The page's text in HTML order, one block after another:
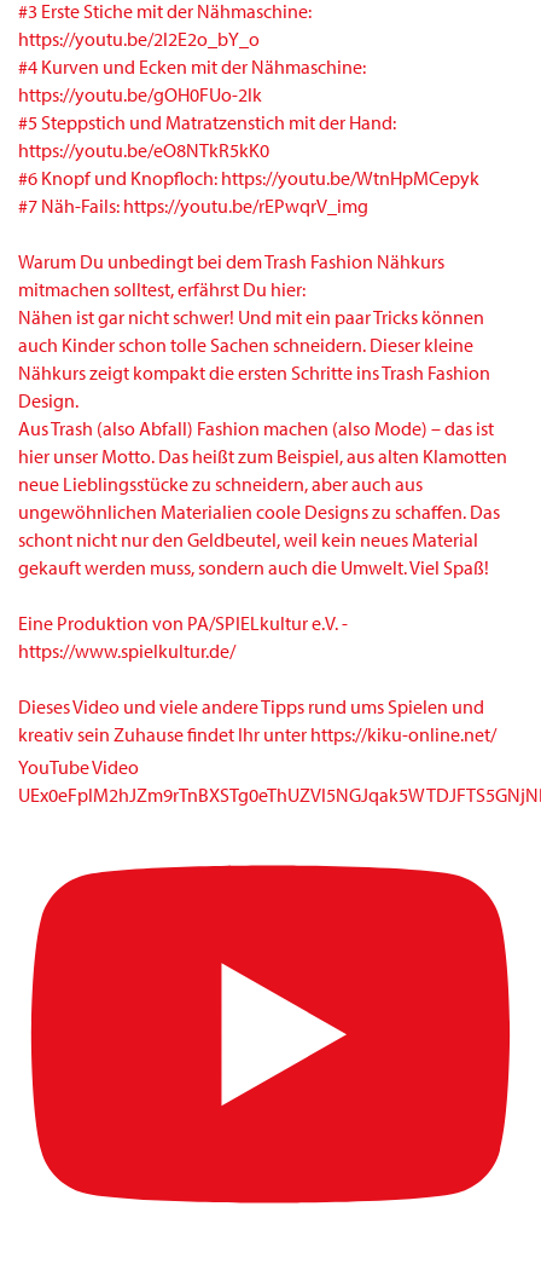
#3 Erste Stiche mit der Nähmaschine:
https://youtu.be/2l2E2o_bY_o
#4 Kurven und Ecken mit der Nähmaschine:
https://youtu.be/gOH0FUo-2lk
#5 Steppstich und Matratzenstich mit der Hand:
https://youtu.be/eO8NTkR5kK0
#6 Knopf und Knopfloch: https://youtu.be/WtnHpMCepyk
#7 Näh-Fails: https://youtu.be/rEPwqrV_img
Warum Du unbedingt bei dem Trash Fashion Nähkurs
mitmachen solltest, erfährst Du hier:
Nähen ist gar nicht schwer! Und mit ein paar Tricks können
auch Kinder schon tolle Sachen schneidern. Dieser kleine
Nähkurs zeigt kompakt die ersten Schritte ins Trash Fashion
Design.
Aus Trash (also Abfall) Fashion machen (also Mode) – das ist
hier unser Motto. Das heißt zum Beispiel, aus alten Klamotten
neue Lieblingsstücke zu schneidern, aber auch aus
ungewöhnlichen Materialien coole Designs zu schaffen. Das
schont nicht nur den Geldbeutel, weil kein neues Material
gekauft werden muss, sondern auch die Umwelt. Viel Spaß!
Eine Produktion von PA/SPIELkultur e.V. -
https://www.spielkultur.de/
Dieses Video und viele andere Tipps rund ums Spielen und
kreativ sein Zuhause findet Ihr unter https://kiku-online.net/
YouTube Video